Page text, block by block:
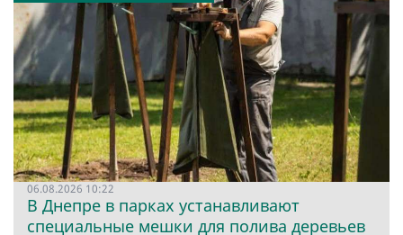
06.08.2026 10:22
В Днепре в парках устанавливают
специальные мешки для полива деревьев